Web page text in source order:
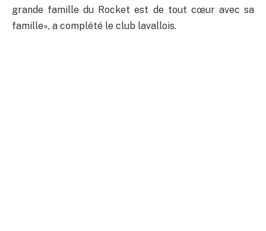
grande famille du Rocket est de tout cœur avec sa
famille», a complété le club lavallois.